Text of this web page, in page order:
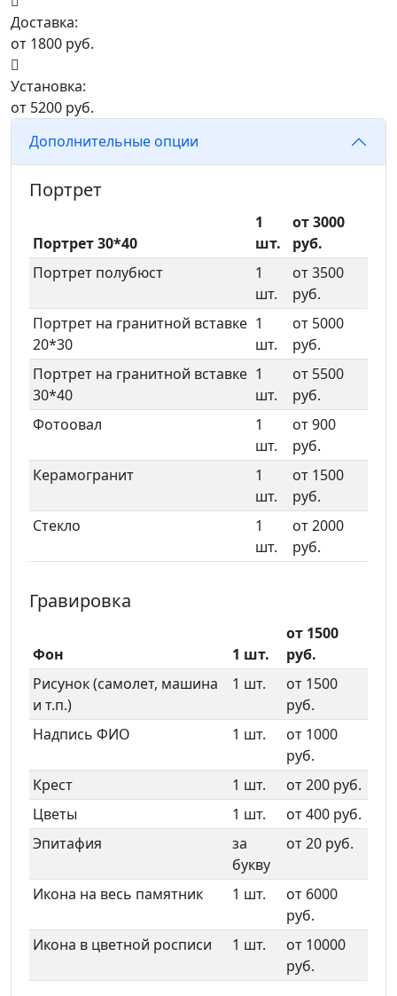
Доставка:
от 1800 руб.
Установка:
от 5200 руб.
Дополнительные опции
Портрет
Портрет 30*40
1
шт.
от 3000
руб.
Портрет полубюст
1
шт.
от 3500
руб.
Портрет на гранитной вставке
20*30
1
шт.
от 5000
руб.
Портрет на гранитной вставке
30*40
1
шт.
от 5500
руб.
Фотоовал
1
шт.
от 900
руб.
Керамогранит
1
шт.
от 1500
руб.
Стекло
1
шт.
от 2000
руб.
Гравировка
Фон 1 шт.
от 1500
руб.
Рисунок (самолет, машина
и т.п.)
1 шт.
от 1500
руб.
Надпись ФИО
1 шт.
от 1000
руб.
Крест
1 шт.
от 200 руб.
Цветы
1 шт.
от 400 руб.
Эпитафия
за
букву
от 20 руб.
Икона на весь памятник 1 шт.
от 6000
руб.
Икона в цветной росписи
1 шт.
от 10000
руб.